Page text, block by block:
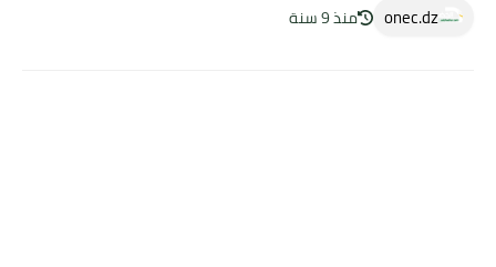
onec.dz منذ 9 سنة